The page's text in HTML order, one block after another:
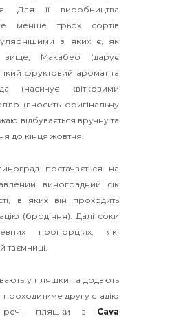
Для її виробництва
менше трьох сортів
з яких є, як
вище, Макабео (дарує
фруктовий аромат та
(насичує квітковими
(вносить оригінальну
відбувається вручну та
до кінця жовтня.
постачається на
виноградний сік
в яких він проходить
(бродіння). Далі соки
пропорціях, які
таємниці.
у пляшки та додають
другу стадію
речі, пляшки з Cava